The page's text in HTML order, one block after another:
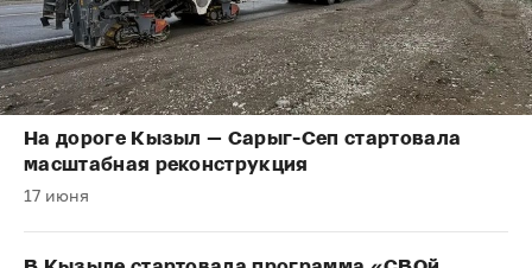
На дороге Кызыл — Сарыг-Сеп стартовала
масштабная реконструкция
17 июня